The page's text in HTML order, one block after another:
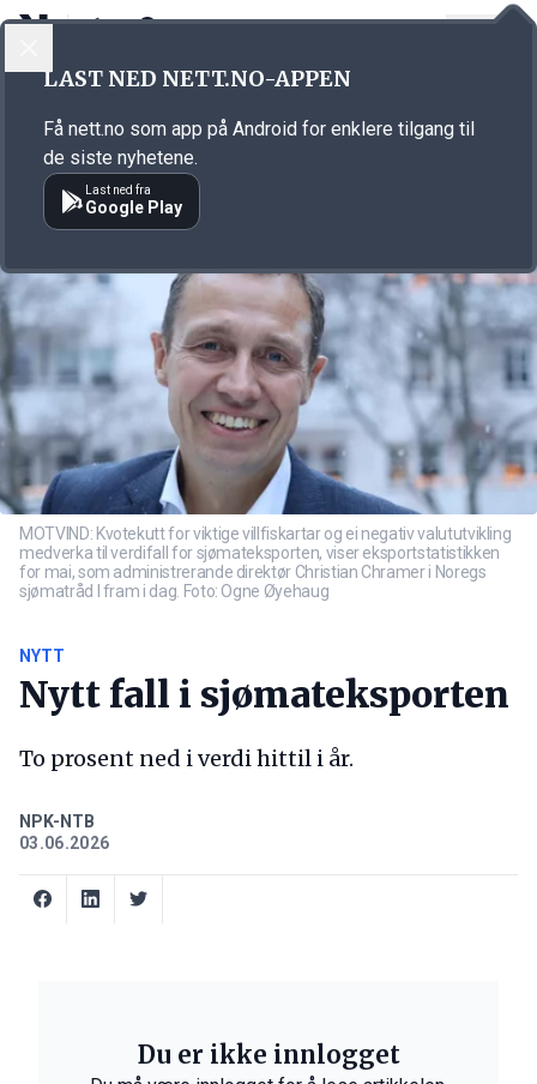
Annonsørinnhold
MOTVIND: Kvotekutt for viktige villfiskartar og ei negativ valututvikling
medverka til verdifall for sjømateksporten, viser eksportstatistikken
for mai, som administrerande direktør Christian Chramer i Noregs
sjømatråd l fram i dag. Foto: Ogne Øyehaug
NYTT
Nytt fall i sjømateksporten
To prosent ned i verdi hittil i år.
NPK-NTB
03.06.2026
Du er ikke innlogget
LAST NED NETT.NO-APPEN
Få nett.no som app på Android for enklere tilgang til
de siste nyhetene.
Last ned fra
Google Play